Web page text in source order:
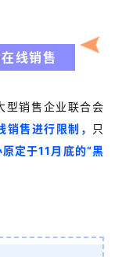
线销售
型销售企业联合会
销售进行限制，
只
定于11月底的“黑